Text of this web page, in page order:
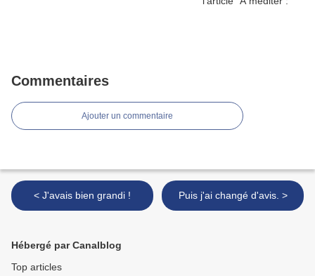
Commentaires
Ajouter un commentaire
< J'avais bien grandi ! Puis j'ai changé d'avis. >
Hébergé par Canalblog
Top articles